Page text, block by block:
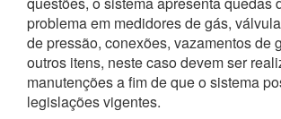
problema em medidores de gás,
de pressão, conexões, vazamentos de
outros itens, neste caso devem ser
manutenções a fim de que o sistema
legislações vigentes.